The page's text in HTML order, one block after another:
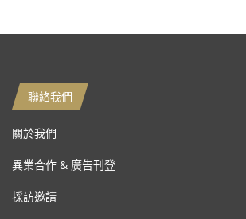
聯絡我們
關於我們
異業合作 & 廣告刊登
採訪邀請